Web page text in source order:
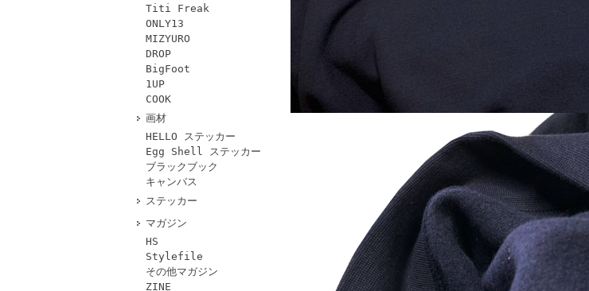
Titi Freak
ONLY13
MIZYURO
DROP
BigFoot
1UP
COOK
画材
HELLO ステッカー
Egg Shell ステッカー
ブラックブック
キャンバス
ステッカー
マガジン
HS
Stylefile
その他マガジン
ZINE